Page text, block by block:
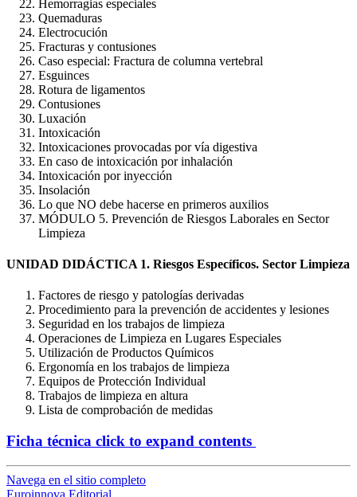
Hemorragias especiales
Quemaduras
Electrocución
Fracturas y contusiones
Caso especial: Fractura de columna vertebral
Esguinces
Rotura de ligamentos
Contusiones
Luxación
Intoxicación
Intoxicaciones provocadas por vía digestiva
En caso de intoxicación por inhalación
Intoxicación por inyección
Insolación
Lo que NO debe hacerse en primeros auxilios
MÓDULO 5. Prevención de Riesgos Laborales en Sector
Limpieza
UNIDAD DIDÁCTICA 1. Riesgos Específicos. Sector Limpieza
Factores de riesgo y patologías derivadas
Procedimiento para la prevención de accidentes y lesiones
Seguridad en los trabajos de limpieza
Operaciones de Limpieza en Lugares Especiales
Utilización de Productos Químicos
Ergonomía en los trabajos de limpieza
Equipos de Protección Individual
Trabajos de limpieza en altura
Lista de comprobación de medidas
Ficha técnica click to expand contents
Navega en el sitio completo
Euroinnova Editorial